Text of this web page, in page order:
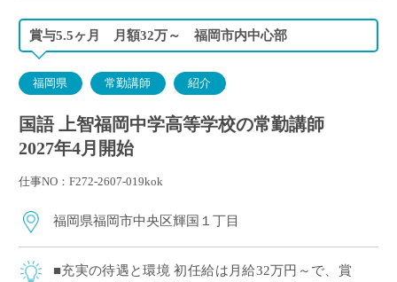
賞与5.5ヶ月 月額32万～ 福岡市内中心部
福岡県 常勤講師 紹介
国語 上智福岡中学高等学校の常勤講師
2027年4月開始
仕事NO：F272-2607-019kok
福岡県福岡市中央区輝国１丁目
■充実の待遇と環境 初任給は月給32万円～で、賞